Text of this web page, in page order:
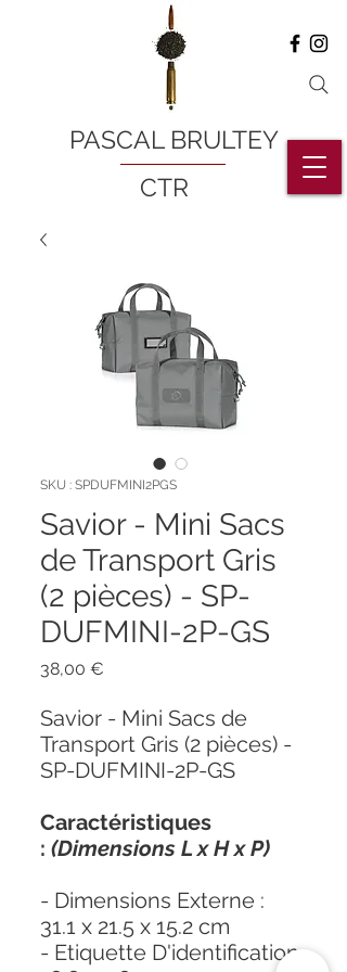
PASCAL BRULTEY
CTR
SKU : SPDUFMINI2PGS
Savior - Mini Sacs
de Transport Gris
(2 pièces) - SP-
DUFMINI-2P-GS
38,00 €
Savior - Mini Sacs de
Transport Gris (2 pièces) -
SP-DUFMINI-2P-GS
Caractéristiques
: (Dimensions L x H x P)
- Dimensions Externe :
31.1 x 21.5 x 15.2 cm
- Etiquette D'identification